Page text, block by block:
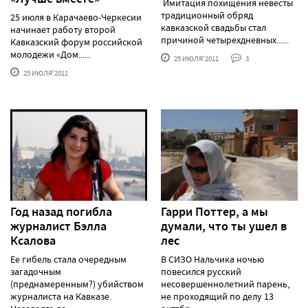
25 июля в Карачаево-Черкесии
начинает работу второй
Кавказский форум российской
молодежи «Дом......
25 ИЮЛЯ'2011
Имитация похищения невесты
традиционный обряд
кавказской свадьбы стал
причиной четырехдневных......
25 ИЮЛЯ'2011 3
Год назад погибла
журналист Бэлла
Ксалова
Ее гибель стала очередным
загадочным
(преднамеренным?) убийством
журналиста на Кавказе.
Гарри Поттер, а мы
думали, что ты ушел в
лес
В СИЗО Нальчика ночью
повесился русский
несовершеннолетний парень,
не проходящий по делу 13